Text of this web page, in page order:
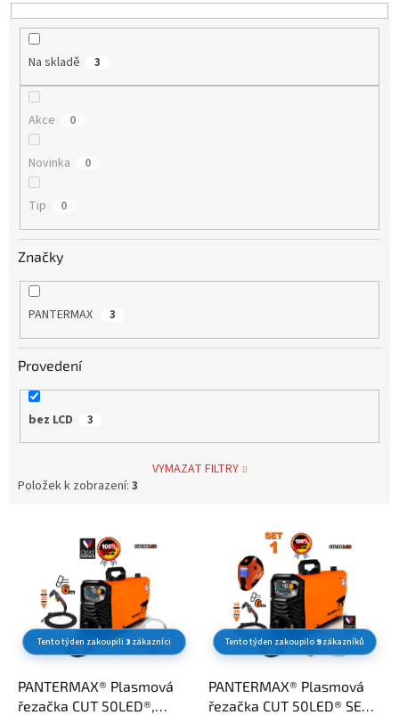
u
Na skladě 3
Akce 0
Novinka 0
Tip 0
Značky
PANTERMAX 3
Provedení
bez LCD 3
VYMAZAT FILTRY
Položek k zobrazení: 3
Tento týden zakoupili 3 zákazníci
PANTERMAX® Plasmová
řezačka CUT 50LED®,
Tento týden zakoupilo 9zákazníků
PANTERMAX® Plasmová
řezačka CUT 50LED® SET1,